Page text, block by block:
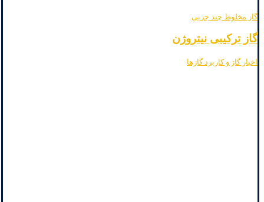
گاز مخلوط چند جزیی
گاز ترکیبی نیتروژن
اخبار گاز و کاربرد گازها